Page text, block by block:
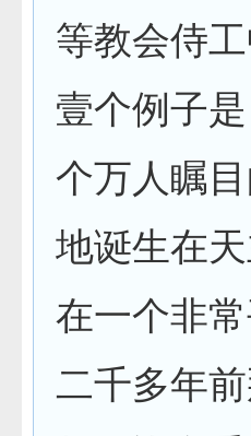
等教会侍
壹个例子
个万人瞩
地诞生在
在一个非
二千多年